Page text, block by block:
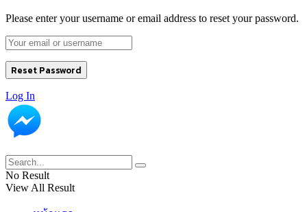
Please enter your username or email address to reset your password.
Log In
No Result
View All Result